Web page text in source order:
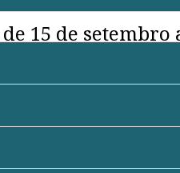
15 de setembro